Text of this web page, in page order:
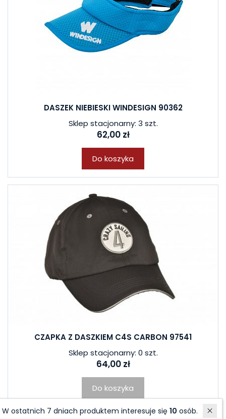
DASZEK NIEBIESKI WINDESIGN 90362
Sklep stacjonarny: 3 szt.
62,00 zł
Do koszyka
CZAPKA Z DASZKIEM C4S CARBON 97541
Sklep stacjonarny: 0 szt.
64,00 zł
Do koszyka
W ostatnich 7 dniach produktem interesuje się10osób.